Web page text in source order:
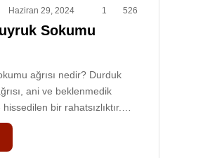
Haziran 29, 2024 1 526
Sokumu
ağrısı nedir? Durduk
ani ve beklenmedik
bir rahatsızlıktır.…